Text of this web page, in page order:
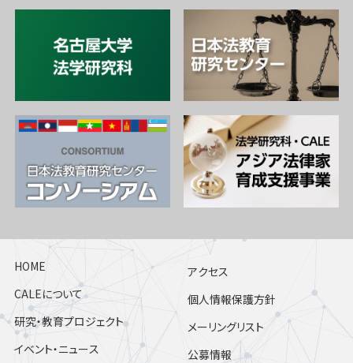
HOME
CALEについて
研究・教育プロジェクト
イベント・ニュース
アクセス
個人情報保護方針
メーリングリスト
公募情報